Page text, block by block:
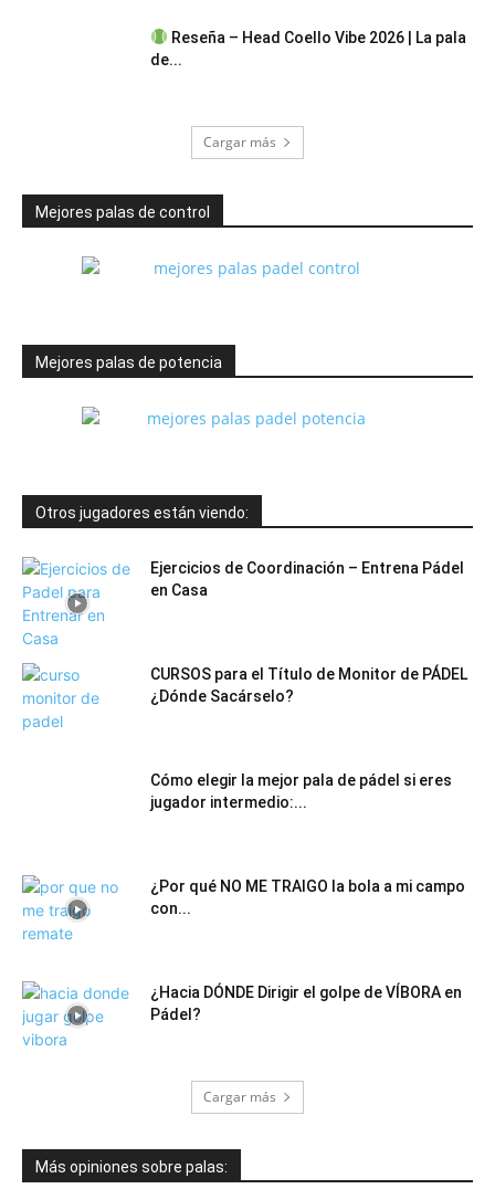
Reseña – Head Coello Vibe 2026 | La pala
de...
Cargar más
Mejores palas de control
Mejores palas de potencia
Otros jugadores están viendo:
Ejercicios de Coordinación – Entrena Pádel
en Casa
CURSOS para el Título de Monitor de PÁDEL
¿Dónde Sacárselo?
Cómo elegir la mejor pala de pádel si eres
jugador intermedio:...
¿Por qué NO ME TRAIGO la bola a mi campo
con...
¿Hacia DÓNDE Dirigir el golpe de VÍBORA en
Pádel?
Cargar más
Más opiniones sobre palas: